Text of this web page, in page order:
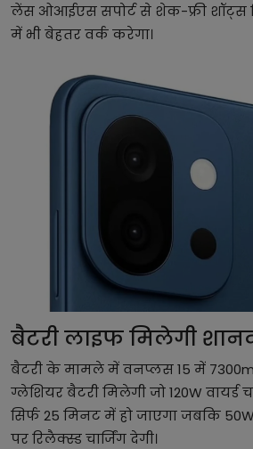
लेंस ओआईएस सपोर्ट से शेक-फ्री शॉट्स
में भी बेहतर वर्क करेगा।
बैटरी लाइफ मिलेगी
बैटरी के मामले में वनप्लस 15 में
ग्लेशियर बैटरी मिलेगी जो 120W वायर्ड
सिर्फ 25 मिनट में हो जाएगा जबकि
पर रिलैक्स्ड चार्जिंग देगी।